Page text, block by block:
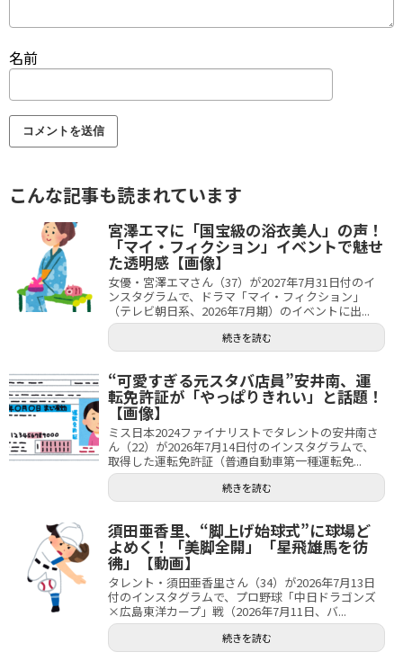
名前
こんな記事も読まれています
宮澤エマに「国宝級の浴衣美人」の声！
「マイ・フィクション」イベントで魅せ
た透明感【画像】
女優・宮澤エマさん（37）が2027年7月31日付のイ
ンスタグラムで、ドラマ「マイ・フィクション」
（テレビ朝日系、2026年7月期）のイベントに出...
続きを読む
“可愛すぎる元スタバ店員”安井南、運
転免許証が「やっぱりきれい」と話題！
【画像】
ミス日本2024ファイナリストでタレントの安井南さ
ん（22）が2026年7月14日付のインスタグラムで、
取得した運転免許証（普通自動車第一種運転免...
続きを読む
須田亜香里、“脚上げ始球式”に球場ど
よめく！「美脚全開」「星飛雄馬を彷
彿」【動画】
タレント・須田亜香里さん（34）が2026年7月13日
付のインスタグラムで、プロ野球「中日ドラゴンズ
×広島東洋カープ」戦（2026年7月11日、バ...
続きを読む